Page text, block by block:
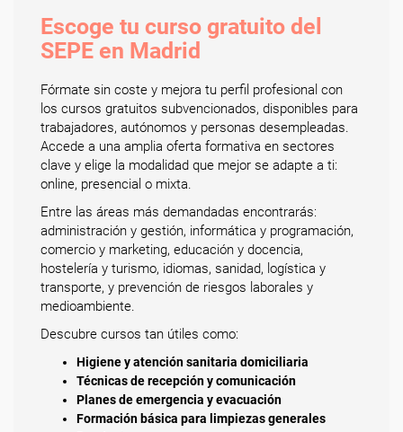
Escoge tu curso gratuito del
SEPE en Madrid
Fórmate sin coste y mejora tu perfil profesional con
los cursos gratuitos subvencionados, disponibles para
trabajadores, autónomos y personas desempleadas.
Accede a una amplia oferta formativa en sectores
clave y elige la modalidad que mejor se adapte a ti:
online, presencial o mixta.
Entre las áreas más demandadas encontrarás:
administración y gestión, informática y programación,
comercio y marketing, educación y docencia,
hostelería y turismo, idiomas, sanidad, logística y
transporte, y prevención de riesgos laborales y
medioambiente.
Descubre cursos tan útiles como:
Higiene y atención sanitaria domiciliaria
Técnicas de recepción y comunicación
Planes de emergencia y evacuación
Formación básica para limpiezas generales